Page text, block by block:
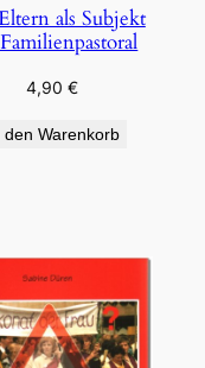
als Subjekt
4,90€
den Warenkorb